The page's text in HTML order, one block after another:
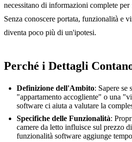
necessitano di informazioni complete
Senza conoscere portata, funzionalità e
diventa poco più di un'ipotesi.
Perché i Dettagli
Definizione dell'Ambito: Sapere se
"appartamento accogliente" o una
software ci aiuta a valutare la
Specifiche delle Funzionalità:
camere da letto influisce sul prezzo
funzionalità software aggiunge